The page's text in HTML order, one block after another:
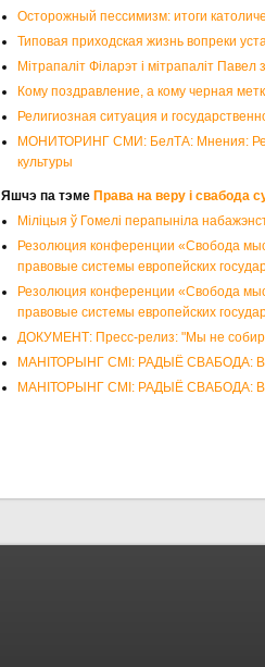
Осторожный пессимизм: итоги
Типовая приходская жизнь вопреки
Мітрапаліт Філарэт і мітрапаліт Павел
Кому поздравление, а кому черная
Религиозная ситуация и
МОНИТОРИНГ СМИ: БелТА: Мнения:
культуры
Яшчэ па тэме Права на веру і свабода
Міліцыя ў Гомелі перапыніла
Резолюция конференции «Свобода
правовые системы европейских
Резолюция конференции «Свобода
правовые системы европейских
ДОКУМЕНТ: Пресс-релиз: "Мы не
МАНІТОРЫНГ СМІ: РАДЫЁ СВАБОДА:
МАНІТОРЫНГ СМІ: РАДЫЁ СВАБОДА: